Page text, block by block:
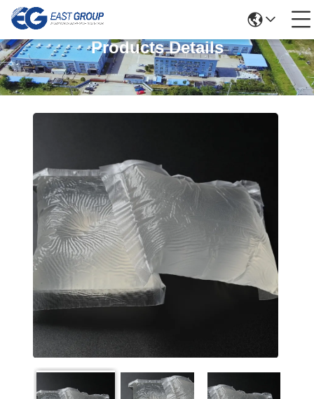
Products Details